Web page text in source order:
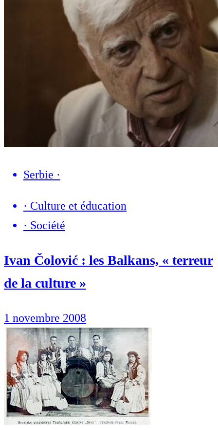
Serbie ·
· Culture et éducation
· Société
Ivan Čolović : les Balkans, « terreur
de la culture »
1 novembre 2008